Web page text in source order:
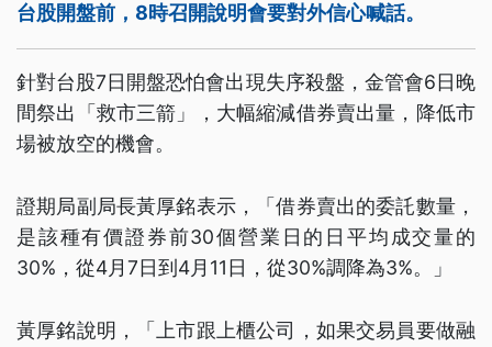
台股開盤前，8時召開說明會要對外信心喊話。
針對台股7日開盤恐怕會出現失序殺盤，金管會6日晚
間祭出「救市三箭」，大幅縮減借券賣出量，降低市
場被放空的機會。
證期局副局長黃厚銘表示，「借券賣出的委託數量，
是該種有價證券前30個營業日的日平均成交量的
30%，從4月7日到4月11日，從30%調降為3%。」
黃厚銘說明，「上市跟上櫃公司，如果交易員要做融